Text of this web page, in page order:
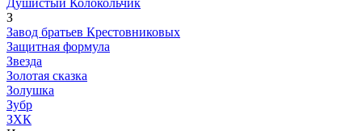
Душистый Колокольчик
З
Завод братьев Крестовниковых
Защитная формула
Звезда
Золотая сказка
Золушка
Зубр
ЗХК